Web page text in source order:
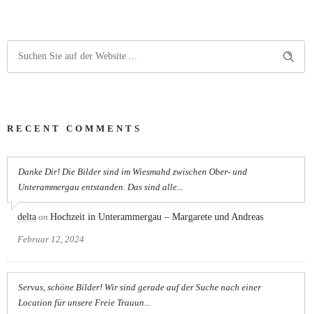
RECENT COMMENTS
Danke Dir! Die Bilder sind im Wiesmahd zwischen Ober- und
Unterammergau entstanden. Das sind alle...
delta on Hochzeit in Unterammergau – Margarete und Andreas
Februar 12, 2024
Servus, schöne Bilder! Wir sind gerade auf der Suche nach einer
Location für unsere Freie Trauun...